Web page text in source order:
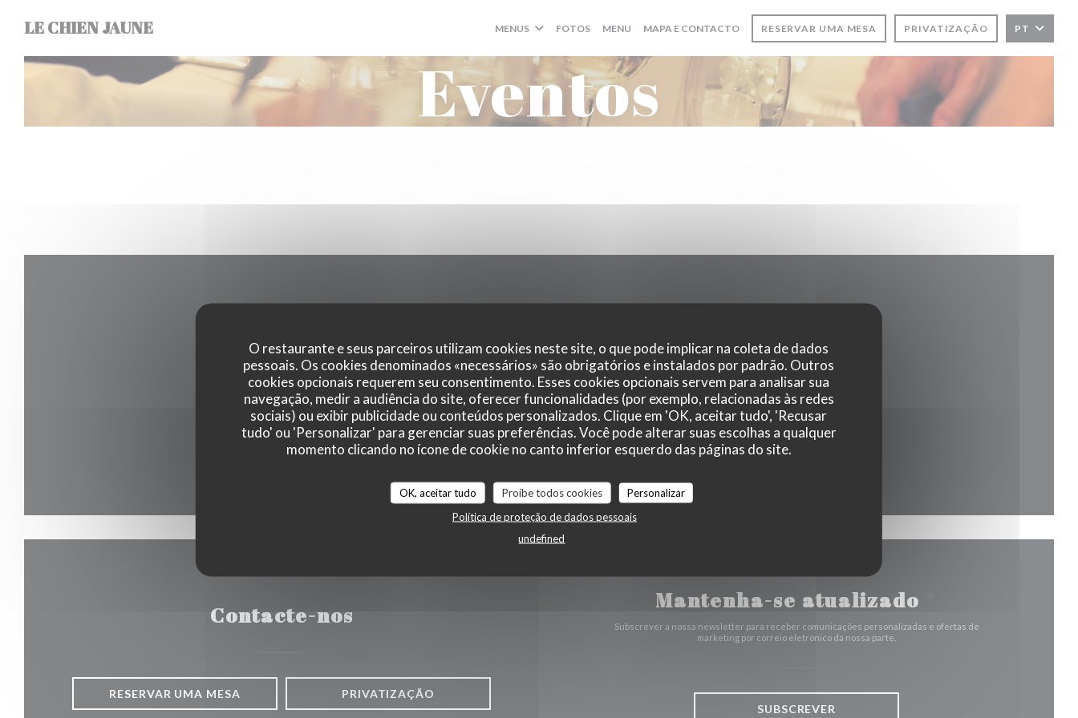
O restaurante e seus parceiros utilizam cookies neste site, o que pode implicar na coleta de dados
pessoais. Os cookies denominados «necessários» são obrigatórios e instalados por padrão. Outros
cookies opcionais requerem seu consentimento. Esses cookies opcionais servem para analisar sua
navegação, medir a audiência do site, oferecer funcionalidades (por exemplo, relacionadas às redes
sociais) ou exibir publicidade ou conteúdos personalizados. Clique em 'OK, aceitar tudo', 'Recusar
tudo' ou 'Personalizar' para gerenciar suas preferências. Você pode alterar suas escolhas a qualquer
momento clicando no ícone de cookie no canto inferior esquerdo das páginas do site.
OK, aceitar tudo Proíbe todos cookies
Personalizar
Política de proteção de dados pessoais
undefined
LE CHIEN JAUNE MENUS FOTOS MENU((ABRE NUMA NOVA JANELA))
MAPA E CONTACTO RESERVAR UMA MESA PRIVATIZAÇÃO PT
Eventos
74 RUE BERNARD PALISSY 37000 TOURS((abre numa nova janela))
02 47 05 10 17
Contacte-nos
RESERVAR UMA MESA PRIVATIZAÇÃO
Mantenha-se atualizado
Subscrever a nossa newsletter para receber comunicações personalizadas e ofertas de
marketing por correio eletrónico da nossa parte.
SUBSCREVER